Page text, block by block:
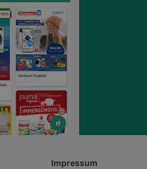
Impressum